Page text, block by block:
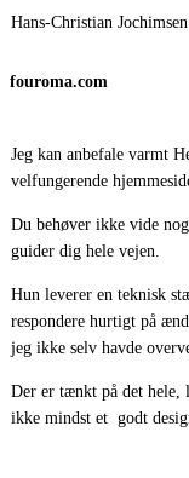
Hans-Christian Jochimsen
fouroma.com
Jeg kan anbefale varmt
velfungerende
Du behøver ikke vide
guider dig hele vejen.
Hun leverer en teknisk
respondere hurtigt på
jeg ikke selv havde
Der er tænkt på det hele,
ikke mindst et godt